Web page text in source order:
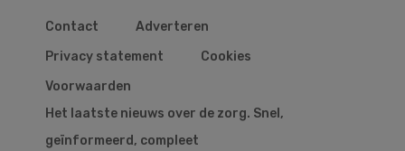
Contact
Adverteren
Privacy statement
Cookies
Voorwaarden
Het laatste nieuws over de zorg. Snel,
geïnformeerd, compleet